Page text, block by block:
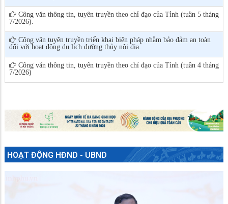
Công văn thông tin, tuyên truyền theo chỉ đạo của Tỉnh (tuần 5 tháng
7/2026).
Công văn tuyên truyền triển khai biện pháp nhằm bảo đảm an toàn
đối với hoạt động du lịch đường thủy nội địa.
Công văn thông tin, tuyên truyền theo chỉ đạo của Tỉnh (tuần 4 tháng
7/2026)
HOẠT ĐỘNG HĐND - UBND